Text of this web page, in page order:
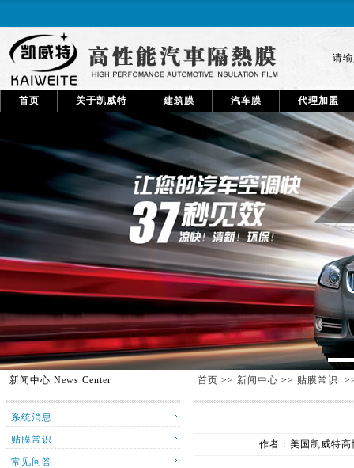
请
首页 关于凯威特 建筑膜 汽车膜 代理加盟
新闻中心 News Center
系统消息
贴膜常识
常见问答
首页 >> 新闻中心 >> 贴膜常识
作者：美国凯威特